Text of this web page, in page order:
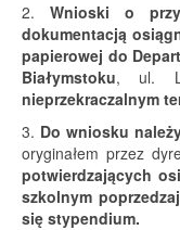
2.Wnioski o
dokumentacją
papierowej do
Białymstoku, ul.
nieprzekraczalnym
3. Do wniosku
oryginałem przez
potwierdzających
szkolnym
się stypendium.